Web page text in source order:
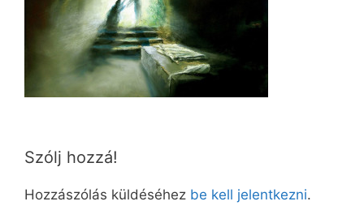
Szólj hozzá!
Hozzászólás küldéséhez be kell jelentkezni.